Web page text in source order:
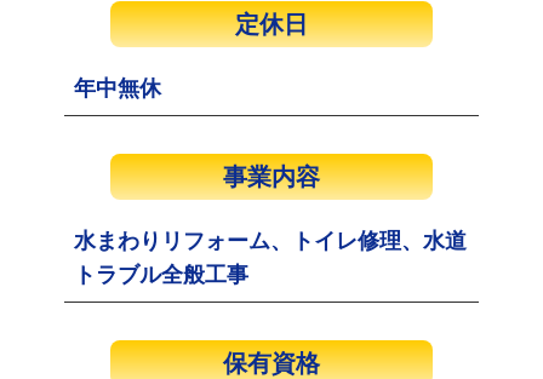
定休日
年中無休
事業内容
水まわりリフォーム、トイレ修理、水道
トラブル全般工事
保有資格